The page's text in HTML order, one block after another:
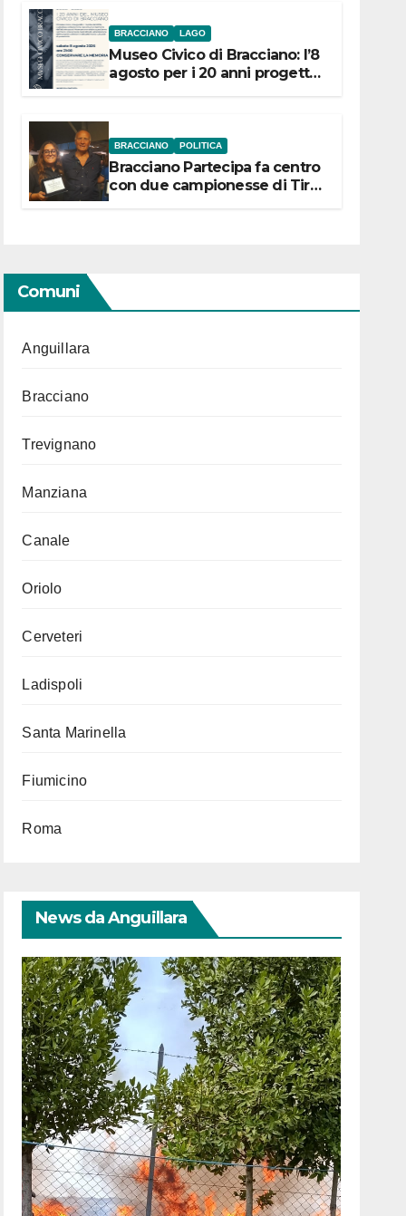
BRACCIANO LAGO
Museo Civico di Bracciano: l’8
agosto per i 20 anni progetto
BRACCIANO POLITICA
Bracciano Partecipa fa centro
con due campionesse di Tiro
Comuni
Anguillara
Bracciano
Trevignano
Manziana
Canale
Oriolo
Cerveteri
Ladispoli
Santa Marinella
Fiumicino
Roma
News da Anguillara